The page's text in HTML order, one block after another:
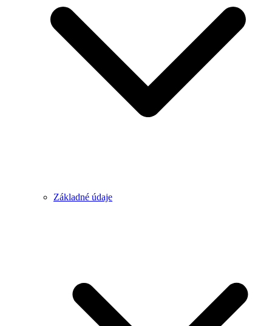
Základné údaje